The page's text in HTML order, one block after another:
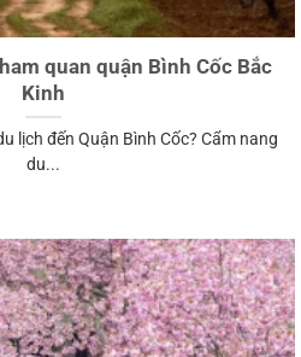
quan quận Bình Cốc Bắc
Kinh
lịch đến Quận Bình Cốc? Cẩm nang
du...